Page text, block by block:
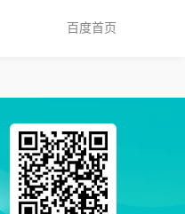
百度首页